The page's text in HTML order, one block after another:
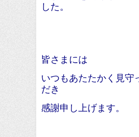
した。
皆さまには
いつもあたたかく見守
だき
感謝申し上げます。